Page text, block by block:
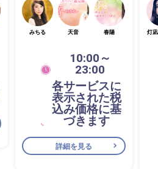
みちる 天音 春陽
10:00～
23:00
各サービスに
表示された税
込み価格に基
づきます
詳細を見る
灯